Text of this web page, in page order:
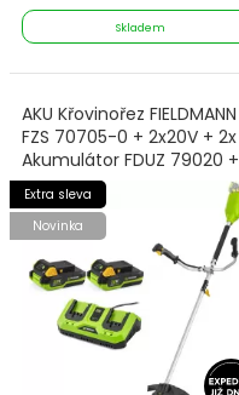
Skladem
AKU Křovinořez FIELDMANN
FZS 70705-0 + 2x20V + 2x
Akumulátor FDUZ 79020 +
Nabíječka FDUZ 79110
Extra sleva
Novinka